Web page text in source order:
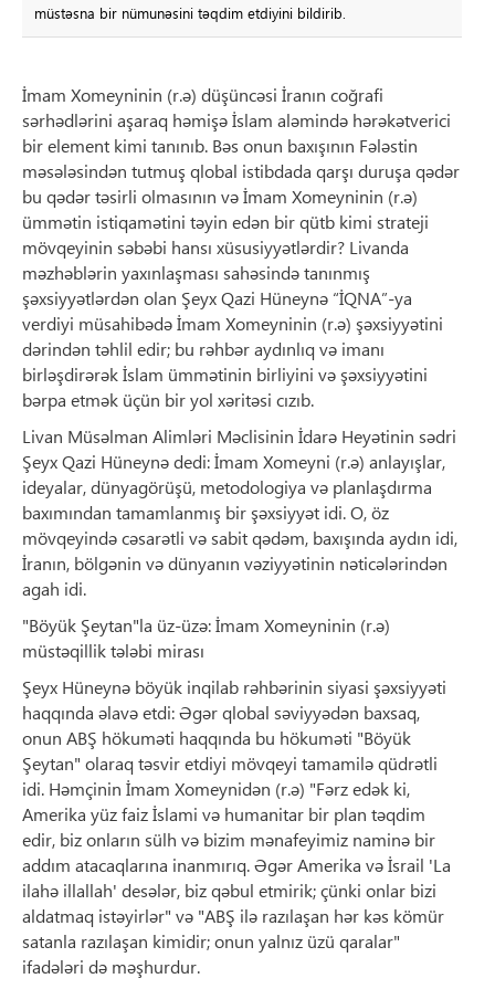
müstəsna bir nümunəsini təqdim etdiyini bildirib.
İmam Xomeyninin (r.ə) düşüncəsi İranın coğrafi
sərhədlərini aşaraq həmişə İslam aləmində hərəkətverici
bir element kimi tanınıb. Bəs onun baxışının Fələstin
məsələsindən tutmuş qlobal istibdada qarşı duruşa qədər
bu qədər təsirli olmasının və İmam Xomeyninin (r.ə)
ümmətin istiqamətini təyin edən bir qütb kimi strateji
mövqeyinin səbəbi hansı xüsusiyyətlərdir? Livanda
məzhəblərin yaxınlaşması sahəsində tanınmış
şəxsiyyətlərdən olan Şeyx Qazi Hüneynə “İQNA”-ya
verdiyi müsahibədə İmam Xomeyninin (r.ə) şəxsiyyətini
dərindən təhlil edir; bu rəhbər aydınlıq və imanı
birləşdirərək İslam ümmətinin birliyini və şəxsiyyətini
bərpa etmək üçün bir yol xəritəsi cızıb.
Livan Müsəlman Alimləri Məclisinin İdarə Heyətinin sədri
Şeyx Qazi Hüneynə dedi: İmam Xomeyni (r.ə) anlayışlar,
ideyalar, dünyagörüşü, metodologiya və planlaşdırma
baxımından tamamlanmış bir şəxsiyyət idi. O, öz
mövqeyində cəsarətli və sabit qədəm, baxışında aydın idi,
İranın, bölgənin və dünyanın vəziyyətinin nəticələrindən
agah idi.
"Böyük Şeytan"la üz-üzə: İmam Xomeyninin (r.ə)
müstəqillik tələbi mirası
Şeyx Hüneynə böyük inqilab rəhbərinin siyasi şəxsiyyəti
haqqında əlavə etdi: Əgər qlobal səviyyədən baxsaq,
onun ABŞ hökuməti haqqında bu hökuməti "Böyük
Şeytan" olaraq təsvir etdiyi mövqeyi tamamilə qüdrətli
idi. Həmçinin İmam Xomeynidən (r.ə) "Fərz edək ki,
Amerika yüz faiz İslami və humanitar bir plan təqdim
edir, biz onların sülh və bizim mənafeyimiz naminə bir
addım atacaqlarına inanmırıq. Əgər Amerika və İsrail 'La
ilahə illallah' desələr, biz qəbul etmirik; çünki onlar bizi
aldatmaq istəyirlər" və "ABŞ ilə razılaşan hər kəs kömür
satanla razılaşan kimidir; onun yalnız üzü qaralar"
ifadələri də məşhurdur.